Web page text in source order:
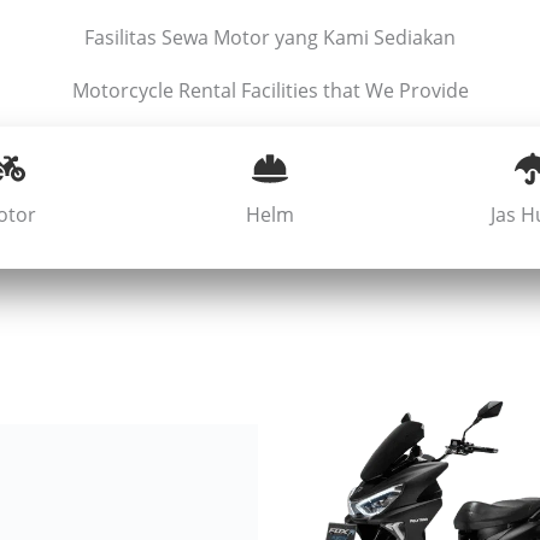
Fasilitas Sewa Motor yang Kami Sediakan
Motorcycle Rental Facilities that We Provide
Helm Jas